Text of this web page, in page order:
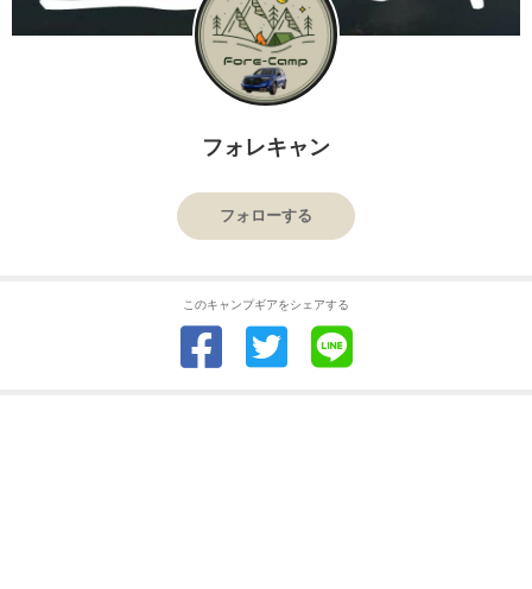
フォレキャン
フォローする
このキャンプギアをシェアする